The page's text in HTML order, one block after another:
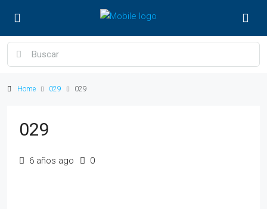
Home 029 029
029
6 años ago 0